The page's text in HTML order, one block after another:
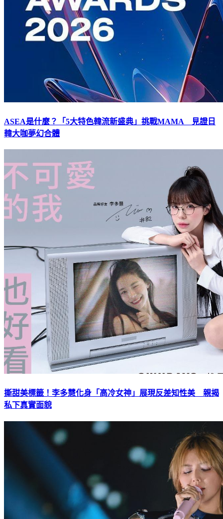
ASEA是什麼？「5大特色韓流新盛典」挑戰MAMA 見證日
韓大咖夢幻合體
撕甜美標籤！李多慧化身「高冷女神」展現反差知性美 親揭
私下真實面貌